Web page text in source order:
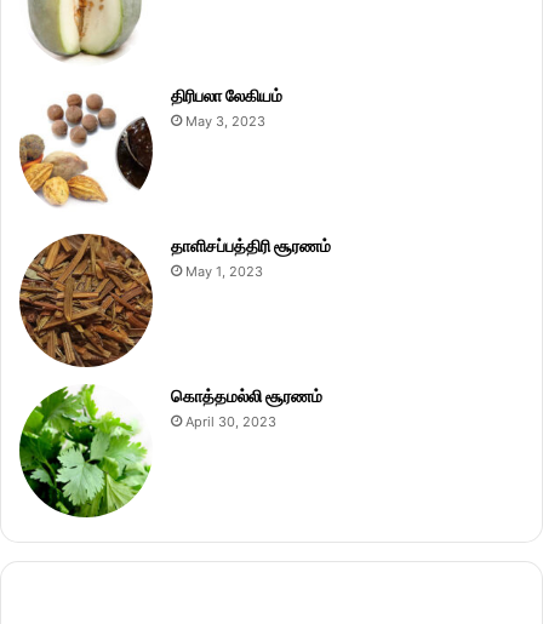
திரிபலா லேகியம்
May 3, 2023
தாளிசப்பத்திரி சூரணம்
May 1, 2023
கொத்தமல்லி சூரணம்
April 30, 2023